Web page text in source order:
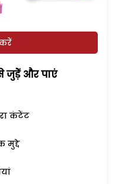
जुड़ेें और पाएं
कंटेंट
मुद्दे